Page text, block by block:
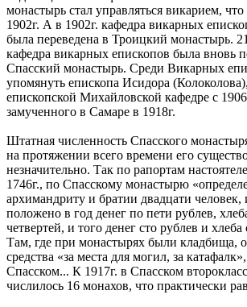
монастырь стал управляться викарием,
1902г. А в 1902г. кафедра викарных
была переведена в Троицкий монастырь.
кафедра викарных епископов была вновь
Спасский монастырь. Среди Викарных
упомянуть епископа Исидора
епископской Михайловской кафедре с
замученного в Самаре в 1918г.
Штатная численность Спасского
на протяжении всего времени его
незначительно. Так по рапортам
1746г., по Спасскому монастырю
архимандриту и братии двадцати
положено в год денег по пети рублев,
четвертей, и того денег сто рублев и хлеба
Там, где при монастырях были кладбища,
средства «за места для могил, за
Спасском... К 1917г. в Спасском
числилось 16 монахов, что практически